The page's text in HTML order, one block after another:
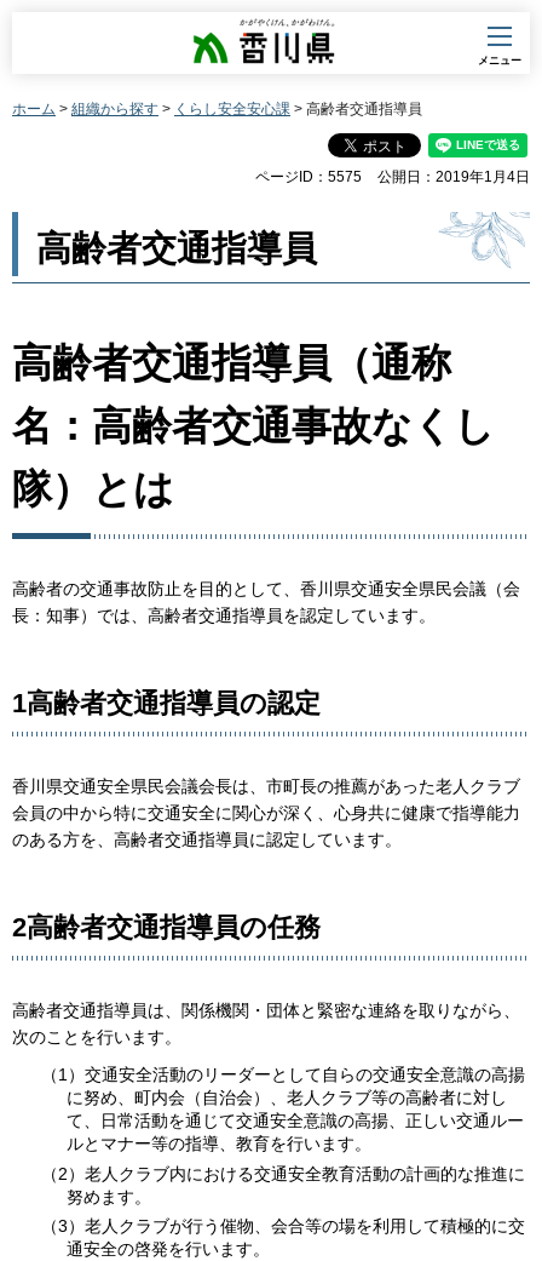
香川県
メニュー
ホーム > 組織から探す > くらし安全安心課 > 高齢者交通指導員
ページID：5575 公開日：2019年1月4日
高齢者交通指導員
高齢者交通指導員（通称
名：高齢者交通事故なくし
隊）とは
高齢者の交通事故防止を目的として、香川県交通安全県民会議（会
長：知事）では、高齢者交通指導員を認定しています。
1高齢者交通指導員の認定
香川県交通安全県民会議会長は、市町長の推薦があった老人クラブ
会員の中から特に交通安全に関心が深く、心身共に健康で指導能力
のある方を、高齢者交通指導員に認定しています。
2高齢者交通指導員の任務
高齢者交通指導員は、関係機関・団体と緊密な連絡を取りながら、
次のことを行います。
（1）交通安全活動のリーダーとして自らの交通安全意識の高揚
に努め、町内会（自治会）、老人クラブ等の高齢者に対し
て、日常活動を通じて交通安全意識の高揚、正しい交通ルー
ルとマナー等の指導、教育を行います。
（2）老人クラブ内における交通安全教育活動の計画的な推進に
努めます。
（3）老人クラブが行う催物、会合等の場を利用して積極的に交
通安全の啓発を行います。